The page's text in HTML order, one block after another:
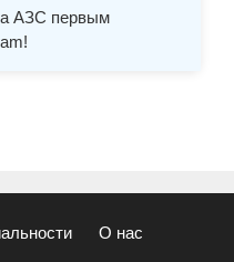
АЗС первым
О нас